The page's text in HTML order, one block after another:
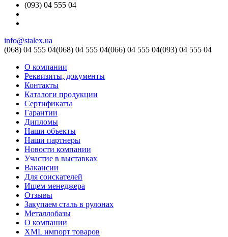
(093) 04 555 04
info@stalex.ua
(068) 04 555 04(068) 04 555 04(066) 04 555 04(093) 04 555 04
О компании
Реквизиты, документы
Контакты
Каталоги продукции
Сертификаты
Гарантии
Дипломы
Наши объекты
Наши партнеры
Новости компании
Участие в выставках
Вакансии
Для соискателей
Ищем менеджера
Отзывы
Закупаем сталь в рулонах
Металлобазы
О компании
XML импорт товаров